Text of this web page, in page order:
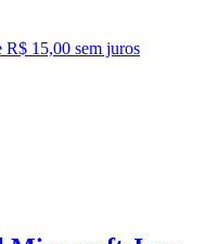
R$ 15,00 sem juros